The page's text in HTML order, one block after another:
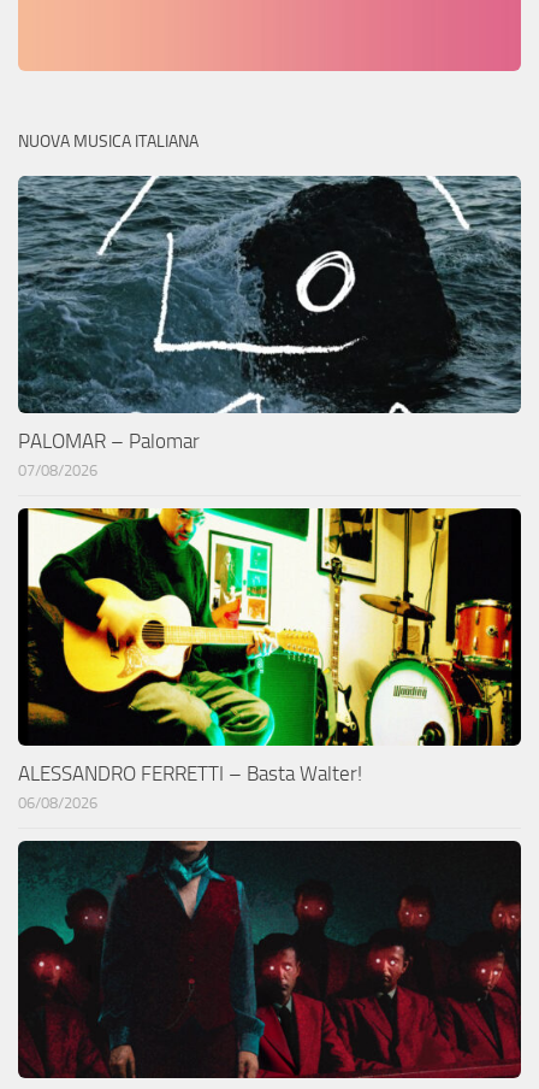
NUOVA MUSICA ITALIANA
PALOMAR – Palomar
07/08/2026
ALESSANDRO FERRETTI – Basta Walter!
06/08/2026